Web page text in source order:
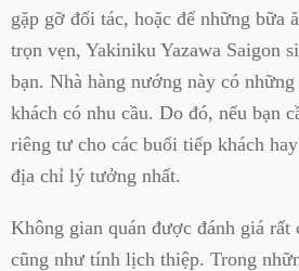
gặp gỡ đối tác, hoặc để những bữa
trọn vẹn, Yakiniku Yazawa Saigon
bạn. Nhà hàng nướng này có
khách có nhu cầu. Do đó, nếu bạn
riêng tư cho các buổi tiếp khách
địa chỉ lý tưởng nhất.
Không gian quán được đánh giá rất
cũng như tính lịch thiệp. Trong